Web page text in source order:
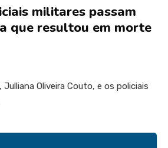
militares passam
que resultou em morte
Oliveira Couto, e os policiais